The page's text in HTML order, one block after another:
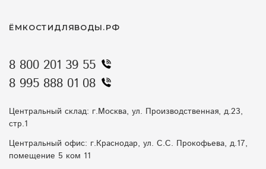
ЁМКОСТИДЛЯВОДЫ.РФ
8 800 201 39 55
8 995 888 01 08
Центральный склад: г.Москва, ул. Производственная, д.23,
стр.1
Центральный офис: г.Краснодар, ул. С.С. Прокофьева, д.17,
помещение 5 ком 11